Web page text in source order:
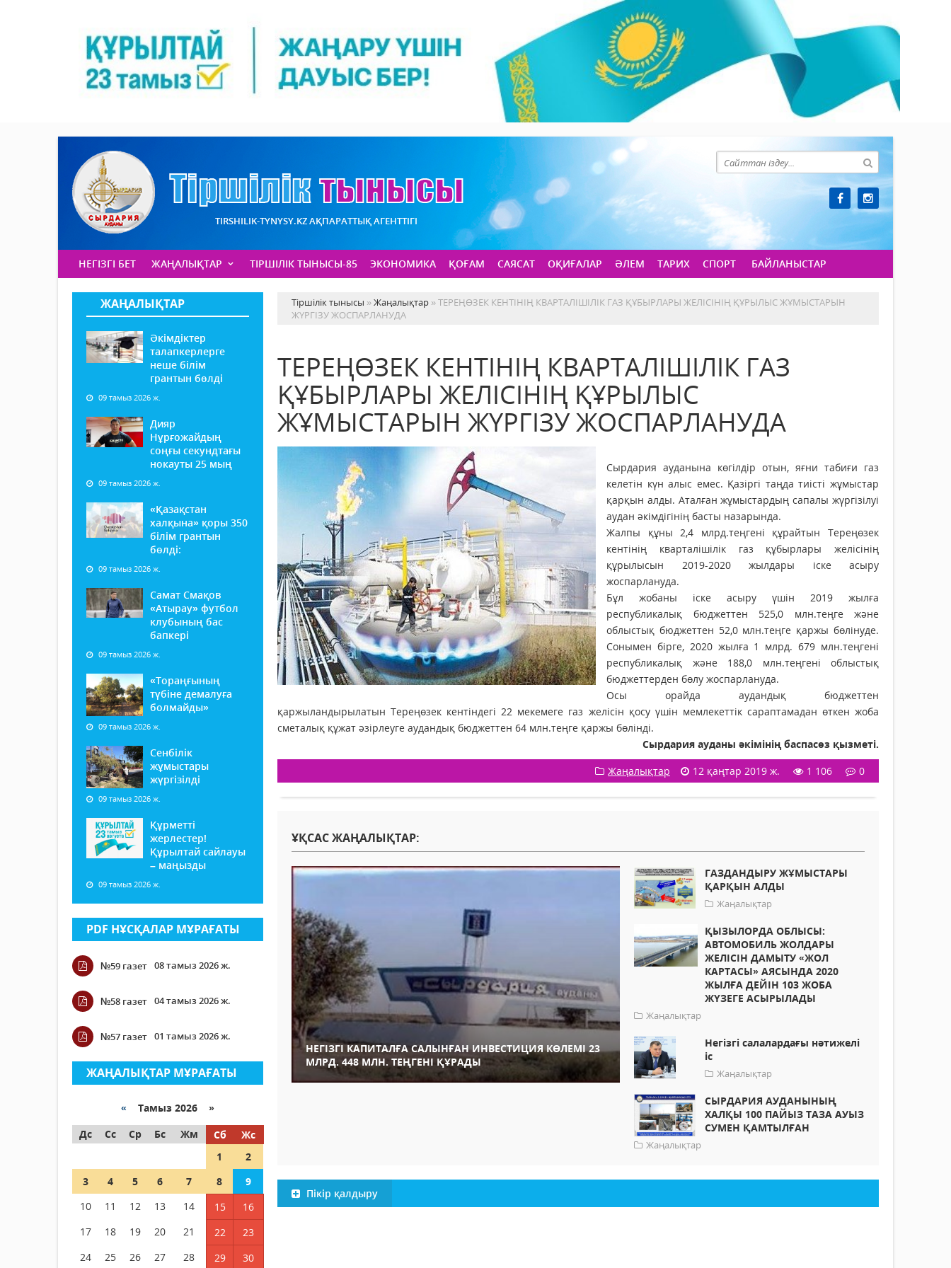
TIRSHILIK-TYNYSY.KZ АҚПАРАТТЫҚ АГЕНТТІГІ
НЕГІЗГІ БЕТ ЖАҢАЛЫҚТАР ТІРШІЛІК ТЫНЫСЫ-85 ЭКОНОМИКА ҚОҒАМ САЯСАТ ОҚИҒАЛАР ӘЛЕМ ТАРИХ СПОРТ БАЙЛАНЫСТАР
ЖАҢАЛЫҚТАР
Әкімдіктер
талапкерлерге
неше білім
грантын бөлді
09 тамыз 2026 ж.
Дияр
Нұрғожайдың
соңғы секундтағы
нокауты 25 мың
09 тамыз 2026 ж.
«Қазақстан
халқына» қоры 350
білім грантын
бөлді:
09 тамыз 2026 ж.
Самат Смақов
«Атырау» футбол
клубының бас
бапкері
09 тамыз 2026 ж.
«Тораңғының
түбіне демалуға
болмайды»
09 тамыз 2026 ж.
Сенбілік
жұмыстары
жүргізілді
09 тамыз 2026 ж.
Құрметті
жерлестер!
Құрылтай сайлауы
– маңызды
09 тамыз 2026 ж.
PDF НҰСҚАЛАР МҰРАҒАТЫ
№59 газет 08 тамыз 2026 ж.
№58 газет 04 тамыз 2026 ж.
№57 газет 01 тамыз 2026 ж.
ЖАҢАЛЫҚТАР МҰРАҒАТЫ
« Тамыз 2026 »
Дс
Сс Ср Бс Жм Сб
Жс
1
2
3
4 5 6 7 8
9
10
11 12 13 14 15
16
17
18 19 20 21 22
23
24
25 26 27 28 29 30
Тіршілік тынысы »Жаңалықтар » ТЕРЕҢӨЗЕК КЕНТІНІҢ КВАРТАЛІШІЛІК ГАЗ ҚҰБЫРЛАРЫ ЖЕЛІСІНІҢ ҚҰРЫЛЫС ЖҰМЫСТАРЫН
ЖҮРГІЗУ ЖОСПАРЛАНУДА
ТЕРЕҢӨЗЕК КЕНТІНІҢ КВАРТАЛІШІЛІК ГАЗ
ҚҰБЫРЛАРЫ ЖЕЛІСІНІҢ ҚҰРЫЛЫС
ЖҰМЫСТАРЫН ЖҮРГІЗУ ЖОСПАРЛАНУДА
Сырдария ауданына көгілдір отын, яғни табиғи газ
келетін күн алыс емес. Қазіргі таңда тиісті жұмыстар
қарқын алды. Аталған жұмыстардың сапалы жүргізілуі
аудан әкімдігінің басты назарында.
Жалпы құны 2,4 млрд.теңгені құрайтын Тереңөзек
кентінің кварталішілік газ құбырлары желісінің
құрылысын 2019-2020 жылдары іске асыру
жоспарлануда.
Бұл жобаны іске асыру үшін 2019 жылға
республикалық бюджеттен 525,0 млн.теңге және
облыстық бюджеттен 52,0 млн.теңге қаржы бөлінуде.
Сонымен бірге, 2020 жылға 1 млрд. 679 млн.теңгені
республикалық және 188,0 млн.теңгені облыстық
бюджеттерден бөлу жоспарлануда.
Осы орайда аудандық бюджеттен
қаржыландырылатын Тереңөзек кентіндегі 22 мекемеге газ желісін қосу үшін мемлекеттік сараптамадан өткен жоба
сметалық құжат әзірлеуге аудандық бюджеттен 64 млн.теңге қаржы бөлінді.
Сырдария ауданы әкімінің баспасөз қызметі.
Жаңалықтар
12 қаңтар 2019 ж. 1 106 0
ҰҚСАС ЖАҢАЛЫҚТАР:
НЕГІЗГІ КАПИТАЛҒА САЛЫНҒАН ИНВЕСТИЦИЯ КӨЛЕМІ 23
МЛРД. 448 МЛН. ТЕҢГЕНІ ҚҰРАДЫ
ГАЗДАНДЫРУ ЖҰМЫСТАРЫ
ҚАРҚЫН АЛДЫ
Жаңалықтар
ҚЫЗЫЛОРДА ОБЛЫСЫ:
АВТОМОБИЛЬ ЖОЛДАРЫ
ЖЕЛІСІН ДАМЫТУ «ЖОЛ
КАРТАСЫ» АЯСЫНДА 2020
ЖЫЛҒА ДЕЙІН 103 ЖОБА
ЖҮЗЕГЕ АСЫРЫЛАДЫ
Жаңалықтар
Негізгі салалардағы нәтижелі
іс
Жаңалықтар
СЫРДАРИЯ АУДАНЫНЫҢ
ХАЛҚЫ 100 ПАЙЫЗ ТАЗА АУЫЗ
СУМЕН ҚАМТЫЛҒАН
Жаңалықтар
Пікір қалдыру